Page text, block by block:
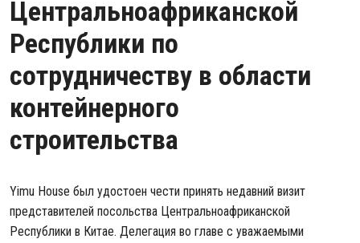
Центральноафриканской
Республики по
сотрудничеству в области
контейнерного
строительства
Yimu House был удостоен чести принять недавний визит
представителей посольства Центральноафриканской
Республики в Китае. Делегация во главе с уважаемыми